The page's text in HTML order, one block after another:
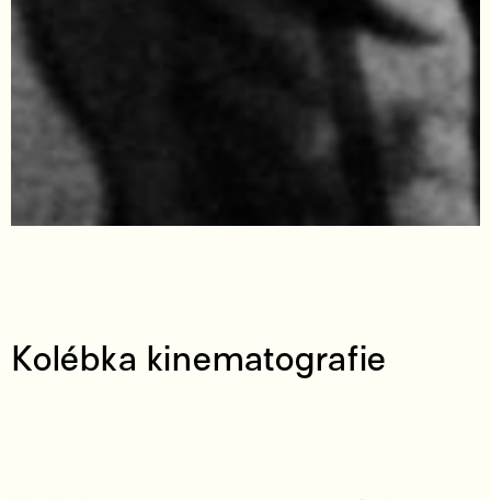
Kolébka kinematografie